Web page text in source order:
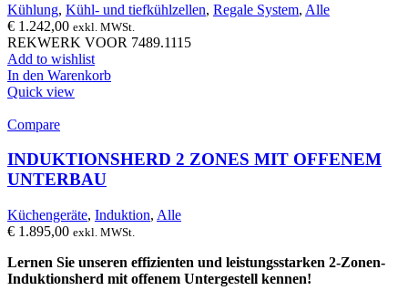
Kühlung, Kühl- und tiefkühlzellen, Regale System, Alle
€ 1.242,00 exkl. MWSt.
REKWERK VOOR 7489.1115
Add to wishlist
In den Warenkorb
Quick view
Compare
INDUKTIONSHERD 2 ZONES MIT OFFENEM
UNTERBAU
Küchengeräte, Induktion, Alle
€ 1.895,00 exkl. MWSt.
Lernen Sie unseren effizienten und leistungsstarken 2-Zonen-
Induktionsherd mit offenem Untergestell kennen!